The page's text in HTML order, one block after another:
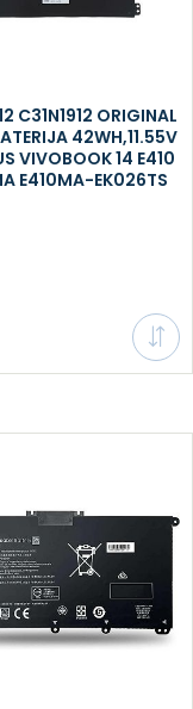
C31N1912 ORIGINAL
42WH,11.55V
VIVOBOOK 14 E410
E410MA-EK026TS